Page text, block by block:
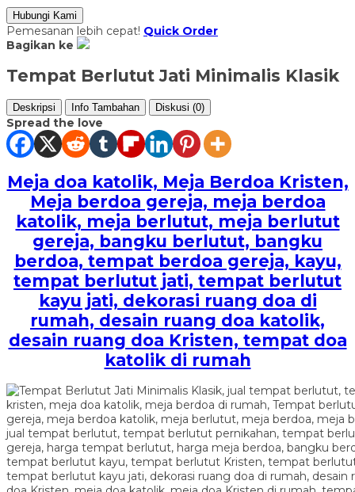
Hubungi Kami
Pemesanan lebih cepat! Quick Order
Bagikan ke
Tempat Berlutut Jati Minimalis Klasik
Deskripsi Info Tambahan Diskusi (0)
Spread the love
Meja doa katolik, Meja Berdoa Kristen,
Meja berdoa gereja, meja berdoa
katolik, meja berlutut, meja berlutut
gereja, bangku berlutut, bangku
berdoa, tempat berdoa gereja, kayu,
tempat berlutut jati, tempat berlutut
kayu jati, dekorasi ruang doa di
rumah, desain ruang doa katolik,
desain ruang doa Kristen, tempat doa
katolik di rumah